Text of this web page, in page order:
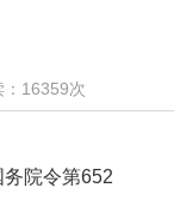
16359次
院令第652